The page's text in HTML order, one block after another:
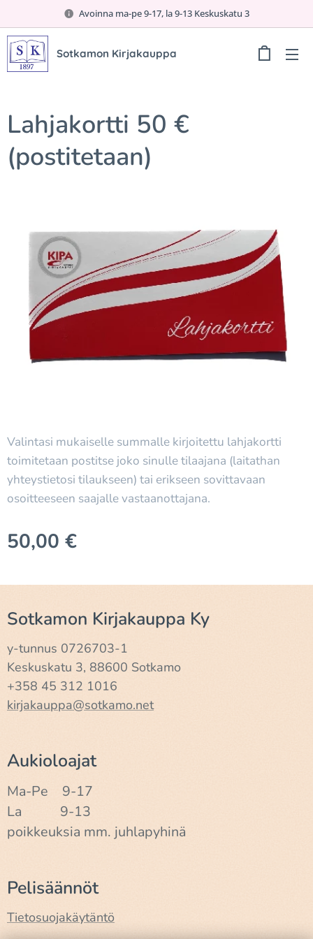
Avoinna ma-pe 9-17, la 9-13 Keskuskatu 3
Sotkamon Kirjakauppa
Lahjakortti 50 €
(postitetaan)
Valintasi mukaiselle summalle kirjoitettu lahjakortti
toimitetaan postitse joko sinulle tilaajana (laitathan
yhteystietosi tilaukseen) tai erikseen sovittavaan
osoitteeseen saajalle vastaanottajana.
50,00 €
Sotkamon Kirjakauppa Ky
y-tunnus 0726703-1
Keskuskatu 3, 88600 Sotkamo
+358 45 312 1016
kirjakauppa@sotkamo.net
Aukioloajat
Ma-Pe 9-17
La 9-13
poikkeuksia mm. juhlapyhinä
Pelisäännöt
Tietosuojakäytäntö